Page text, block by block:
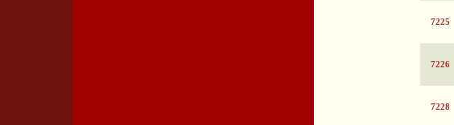
7225
7226
7228